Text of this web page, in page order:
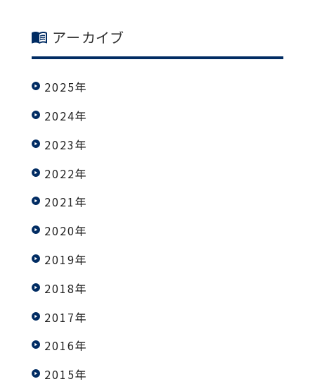
アーカイブ
2025年
2024年
2023年
2022年
2021年
2020年
2019年
2018年
2017年
2016年
2015年